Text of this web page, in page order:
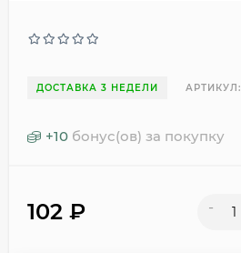
ДОСТАВКА 3 НЕДЕЛИ АРТИКУЛ:
+10 бонус(ов) за покупку
102 ₽ -